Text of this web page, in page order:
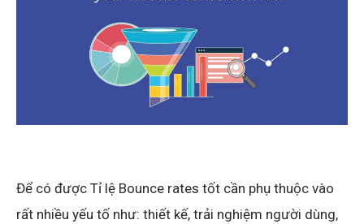
Để có được Tỉ lệ Bounce rates tốt cần phụ thuộc vào
rất nhiều yếu tố như: thiết kế, trải nghiệm người dùng,